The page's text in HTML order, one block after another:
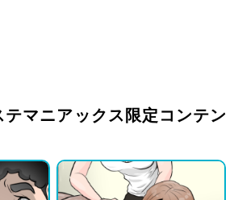
テマニアックス限定コンテン